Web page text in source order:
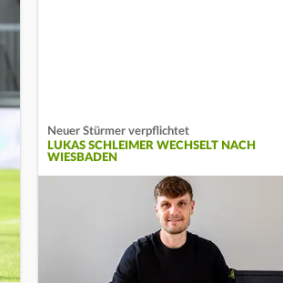
Neuer Stürmer verpflichtet
LUKAS SCHLEIMER WECHSELT NACH
WIESBADEN